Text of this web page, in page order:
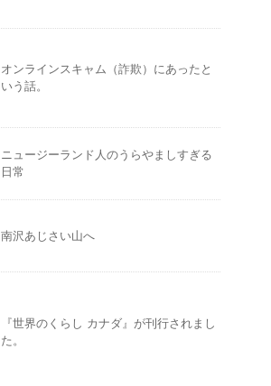
オンラインスキャム（詐欺）にあったと
いう話。
ニュージーランド人のうらやましすぎる
日常
南沢あじさい山へ
『世界のくらし カナダ』が刊行されまし
た。